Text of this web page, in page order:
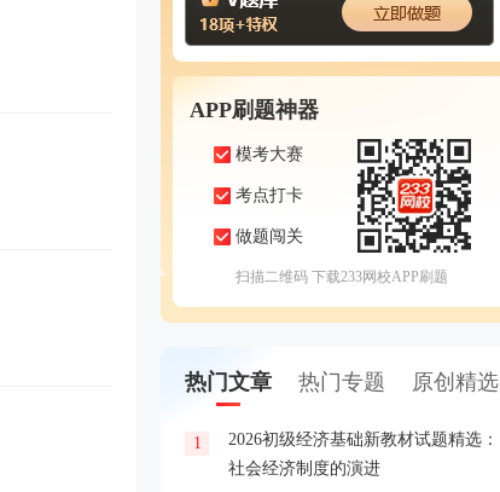
APP刷题神器
模考大赛
考点打卡
做题闯关
扫描二维码 下载233网校APP刷题
热门文章 热门专题 原创精选
1
2026初级经济基础新教材试题精选：
社会经济制度的演进